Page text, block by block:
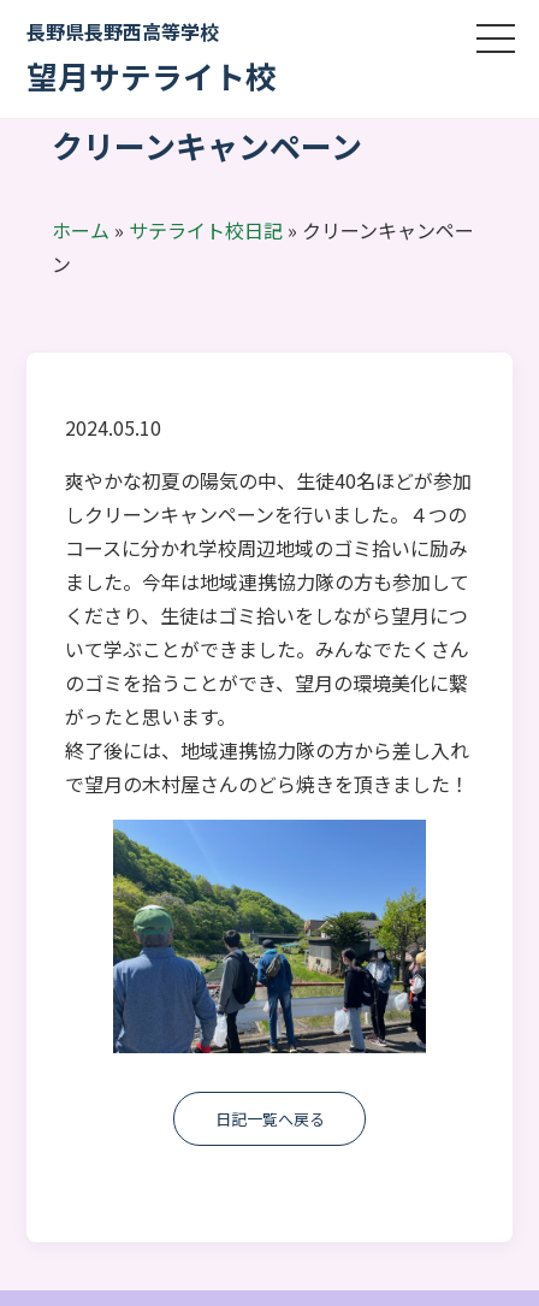
長野県長野西高等学校
望月サテライト校
クリーンキャンペーン
ホーム » サテライト校日記» クリーンキャンペー
ン
2024.05.10
爽やかな初夏の陽気の中、生徒40名ほどが参加
しクリーンキャンペーンを行いました。４つの
コースに分かれ学校周辺地域のゴミ拾いに励み
ました。今年は地域連携協力隊の方も参加して
くださり、生徒はゴミ拾いをしながら望月につ
いて学ぶことができました。みんなでたくさん
のゴミを拾うことができ、望月の環境美化に繋
がったと思います。
終了後には、地域連携協力隊の方から差し入れ
で望月の木村屋さんのどら焼きを頂きました！
日記一覧へ戻る